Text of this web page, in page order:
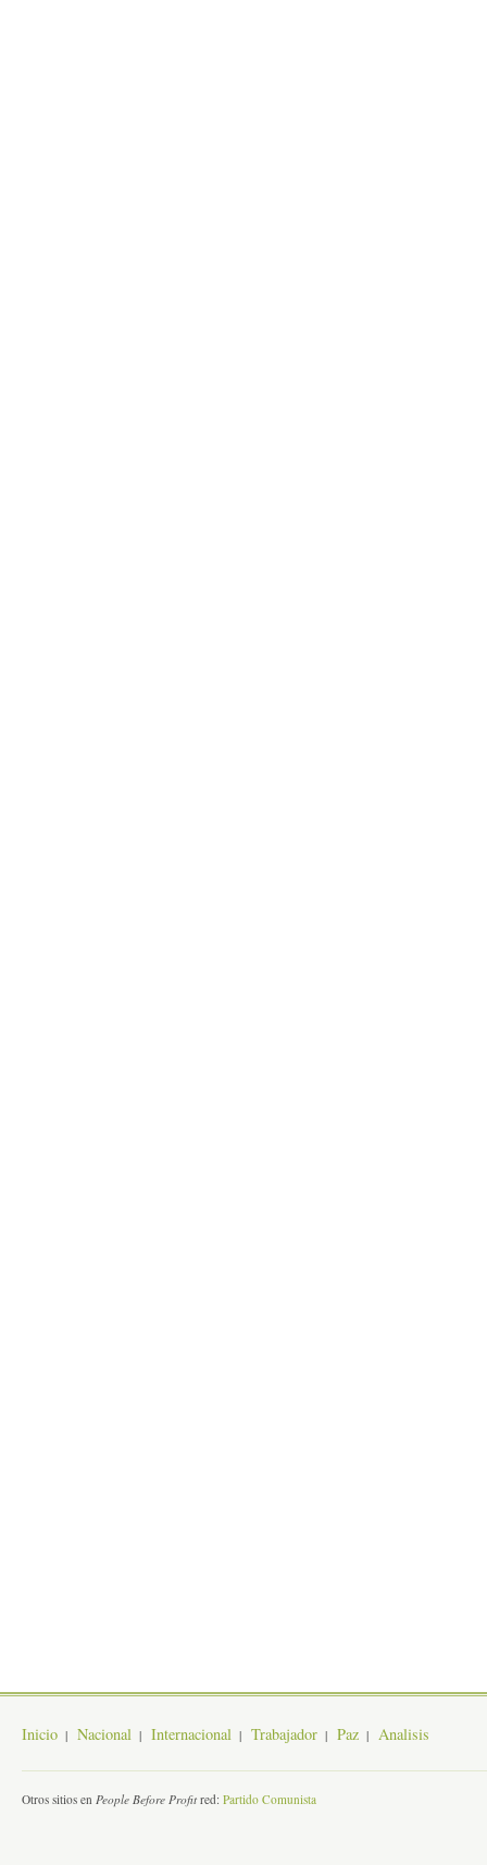
Inicio Nacional Internacional Trabajador Paz Analisis
Otros sitios en People Before Profit red: Partido Comunista